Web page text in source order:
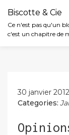
Biscotte & Cie
Ce n'est pas qu'un
c'est un chapitre de
30 janvier 2012
Categories: